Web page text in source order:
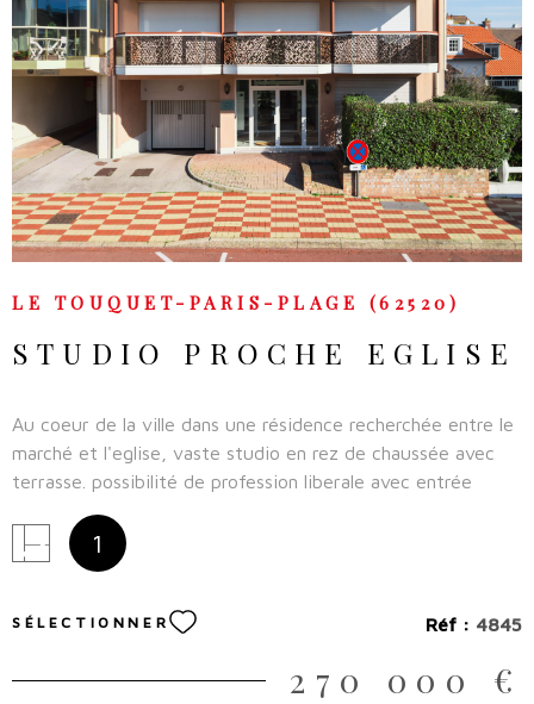
LE TOUQUET-PARIS-PLAGE (62520)
STUDIO PROCHE EGLISE
Au coeur de la ville dans une résidence recherchée entre le
marché et l'eglise, vaste studio en rez de chaussée avec
terrasse. possibilité de profession liberale avec entrée
indépendante. Cave incluse et possibilité de garage en sous
sol en option.Quelques travaux à prevoir.
1
SÉLECTIONNER Réf : 4845
270 000 €